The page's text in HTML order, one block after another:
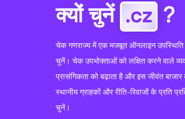
क्यों चुनें .cz ?
चेक गणराज्य में एक मजबूत ऑनलाइन
चुनें। चेक उपभोक्ताओं को लक्षित करने वाले
प्रासंगिकता को बढ़ाता है और इस जीवंत
स्थानीय ग्राहकों और रीति-रिवाजों के प्रति
चुनें।